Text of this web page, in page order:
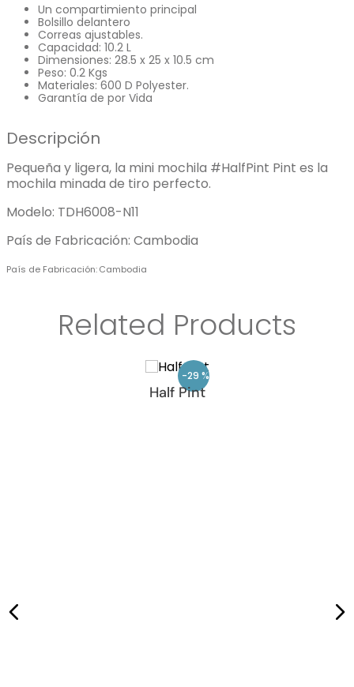
Un compartimiento principal
Bolsillo delantero
Correas ajustables.
Capacidad: 10.2 L
Dimensiones: 28.5 x 25 x 10.5 cm
Peso: 0.2 Kgs
Materiales: 600 D Polyester.
Garantía de por Vida
Descripción
Pequeña y ligera, la mini mochila #HalfPint Pint es la
mochila minada de tiro perfecto.
Modelo: TDH6008-N11
País de Fabricación: Cambodia
País de Fabricación Cambodia
Related Products
-29 %
Half Pint